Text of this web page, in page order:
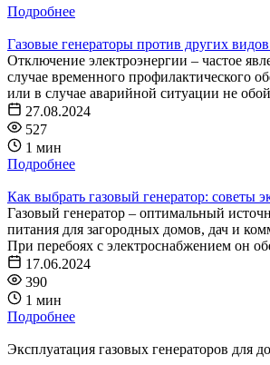
Подробнее
Газовые генераторы против других
Отключение электроэнергии – частое
случае временного профилактического
или в случае аварийной ситуации не
27.08.2024
527
1 мин
Подробнее
Как выбрать газовый генератор: советы
Газовый генератор – оптимальный
питания для загородных домов, дач и
При перебоях с электроснабжением он
17.06.2024
390
1 мин
Подробнее
Эксплуатация газовых генераторов для